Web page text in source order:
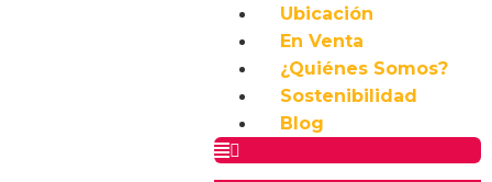
Ubicación
En Venta
¿Quiénes Somos?
Sostenibilidad
Blog